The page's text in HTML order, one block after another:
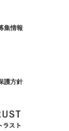
集情報
護方針